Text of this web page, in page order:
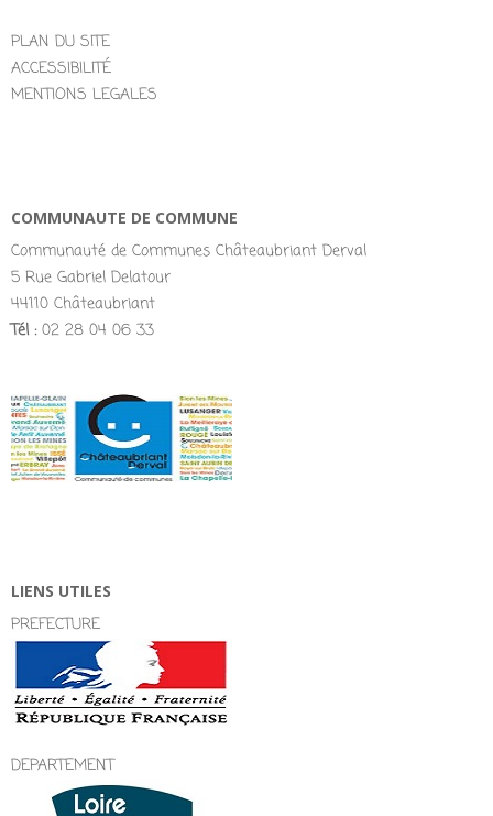
PLAN DU SITE
ACCESSIBILITÉ
MENTIONS LEGALES
COMMUNAUTE DE COMMUNE
Communauté de Communes Châteaubriant Derval
5 Rue Gabriel Delatour
44110 Châteaubriant
Tél :02 28 04 06 33
LIENS UTILES
PREFECTURE
DEPARTEMENT